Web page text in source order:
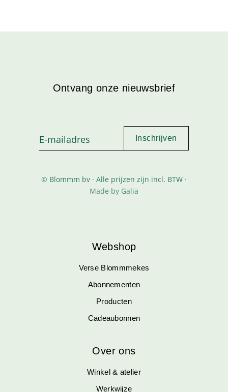
Ontvang onze nieuwsbrief
© Blommm bv · Alle prijzen zijn incl. BTW ·
Made by Galia
Webshop
Verse Blommmekes
Abonnementen
Producten
Cadeaubonnen
Over ons
Winkel & atelier
Werkwijze